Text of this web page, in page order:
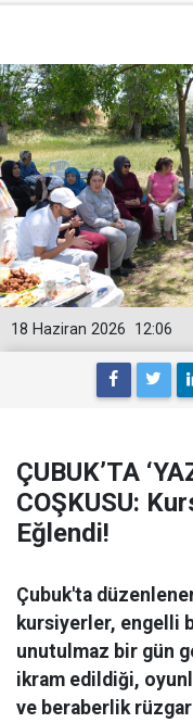
12:06
18 Haziran 2026
ÇUBUK’TA
COŞKUSU:
Eğlendi!
Çubuk'ta
kursiyerler, engelli
unutulmaz bir gün
ikram edildiği,
ve beraberlik